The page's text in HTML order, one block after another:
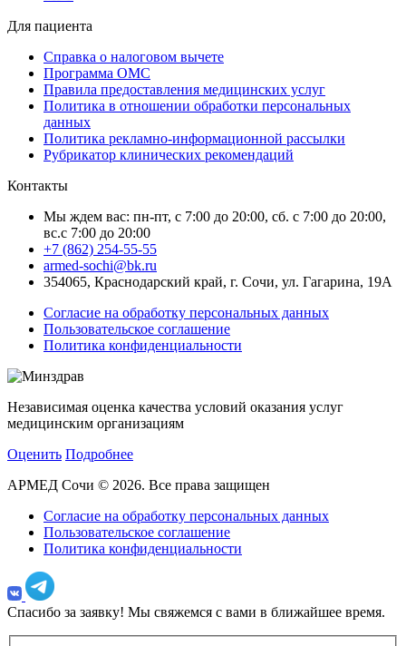
Для пациента
Справка о налоговом вычете
Программа ОМС
Правила предоставления медицинских услуг
Политика в отношении обработки персональных
данных
Политика рекламно-информационной рассылки
Рубрикатор клинических рекомендаций
Контакты
Мы ждем вас: пн-пт, с 7:00 до 20:00, сб. с 7:00 до 20:00,
вс.с 7:00 до 20:00
+7 (862) 254-55-55
armed-sochi@bk.ru
354065, Краснодарский край, г. Сочи, ул. Гагарина, 19А
Согласие на обработку персональных данных
Пользовательское соглашение
Политика конфиденциальности
Независимая оценка качества условий оказания услуг
медицинским организациям
Оценить Подробнее
АРМЕД Сочи © 2026. Все права защищен
Согласие на обработку персональных данных
Пользовательское соглашение
Политика конфиденциальности
Спасибо за заявку! Мы свяжемся с вами в ближайшее время.